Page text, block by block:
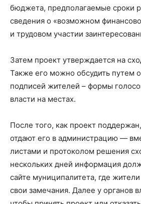
бюджета, предполагаемые сроки
сведения о «возможном
и трудовом участии
Затем проект утверждается на
Также его можно обсудить путем
подписей жителей – формы
власти на местах.
После того, как проект
отдают его в администрацию —
листами и протоколом решения
нескольких дней информация
сайте муниципалитета, где
свои замечания. Далее у органов